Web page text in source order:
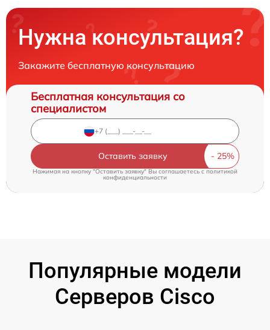
Нужна консультация?
Закажите бесплатную консультацию
Бесплатная консультация со
специалистом
Оставить заявку
Нажимая на кнопку "Оставить заявку" Вы соглашаетесь cполитикой
конфиденциальности
Популярные модели
Серверов Cisco